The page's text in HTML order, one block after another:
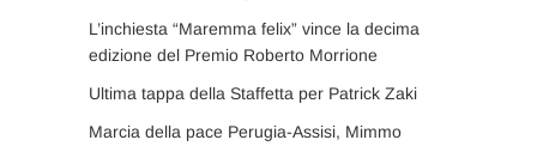
L’inchiesta “Maremma felix” vince la decima
edizione del Premio Roberto Morrione
Ultima tappa della Staffetta per Patrick Zaki
Marcia della pace Perugia-Assisi, Mimmo